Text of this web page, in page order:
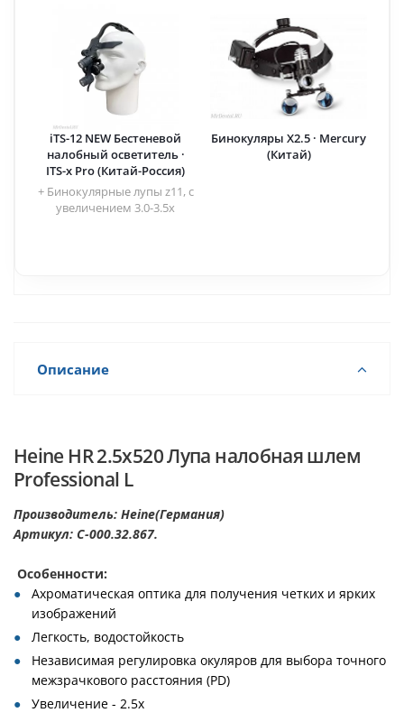
iTS-12 NEW Бестеневой
налобный осветитель ·
ITS-x Pro (Китай-Россия)
+ Бинокулярные лупы z11, с
увеличением 3.0-3.5х
Бинокуляры X2.5 · Mercury
(Китай)
Описание
Heine HR 2.5x520 Лупа налобная шлем
Professional L
Производитель: Heine(Германия)
Артикул: C-000.32.867.
Особенности:
Ахроматическая оптика для получения четких и ярких
изображений
Легкость, водостойкость
Независимая регулировка окуляров для выбора точного
межзрачкового расстояния (PD)
Увеличение - 2.5х